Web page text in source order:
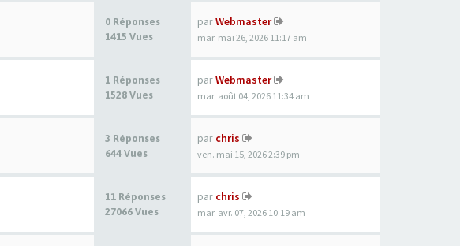
0 Réponses
1415 Vues
parWebmaster
mar. mai 26, 2026 11:17 am
1 Réponses
1528 Vues
parWebmaster
mar. août 04, 2026 11:34 am
3 Réponses
644 Vues
par chris
ven. mai 15, 2026 2:39 pm
11 Réponses
27066 Vues
par chris
mar. avr. 07, 2026 10:19 am